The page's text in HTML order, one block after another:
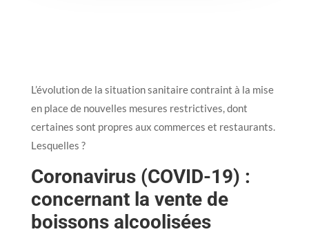
L’évolution de la situation sanitaire contraint à la mise
en place de nouvelles mesures restrictives, dont
certaines sont propres aux commerces et restaurants.
Lesquelles ?
Coronavirus (COVID-19) :
concernant la vente de
boissons alcoolisées